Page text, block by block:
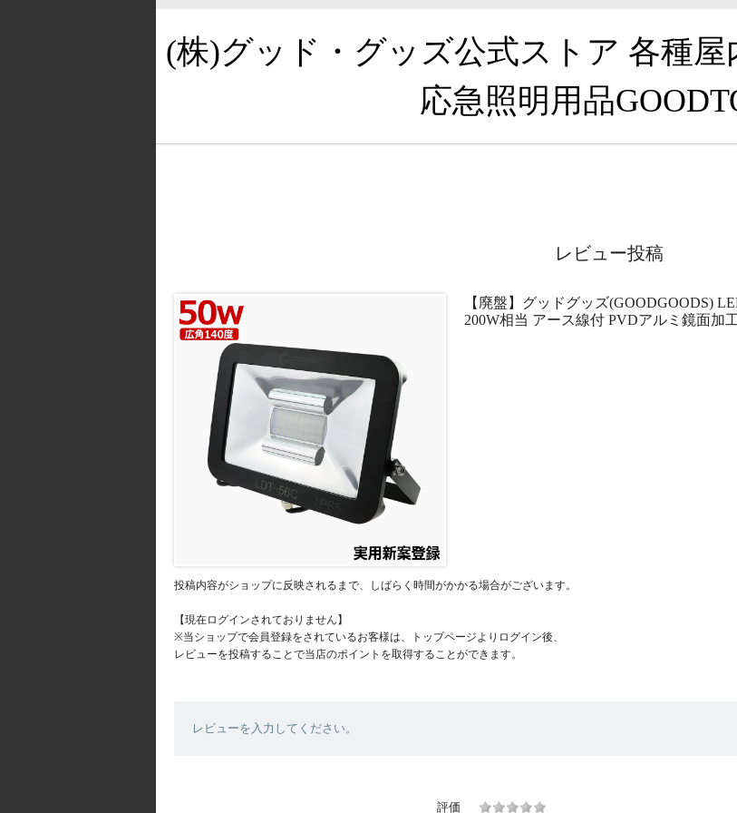
(株)グッド・グッズ公式ストア 各種屋
応急照明用品
レビュー投稿
【廃盤】グッドグッズ(GOODGOODS)
200W相当 アース線付 PVDアルミ鏡面加
投稿内容がショップに反映されるまで、しばらく時間がかかる場合がございます。
【現在ログインされておりません】
※当ショップで会員登録をされているお客様は、トップページよりログイン後、
レビューを投稿することで当店のポイントを取得することができます。
レビューを入力してください。
評価